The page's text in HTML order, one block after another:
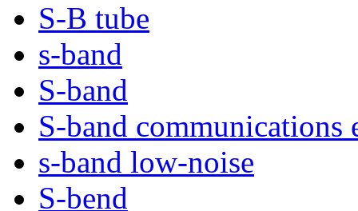
S-B tube
s-band
S-band
S-band communications
s-band low-noise
S-bend